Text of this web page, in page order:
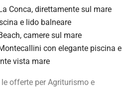
Conca, direttamente sul mare
e lido balneare
camere sul mare
con elegante piscina e
vista mare
offerte per Agriturismo e